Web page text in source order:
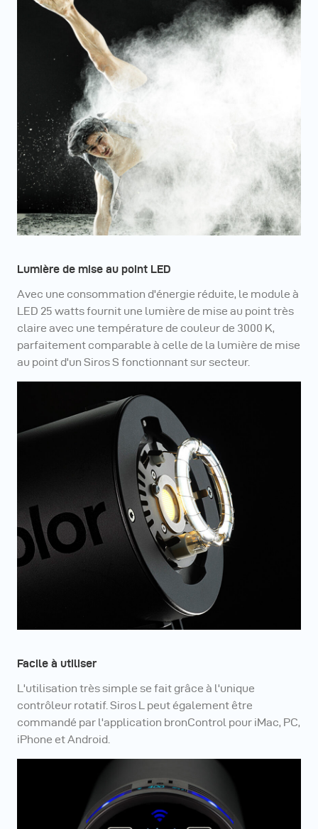
Lumière de mise au point LED
Avec une consommation d'énergie réduite, le module à
LED 25 watts fournit une lumière de mise au point très
claire avec une température de couleur de 3000 K,
parfaitement comparable à celle de la lumière de mise
au point d'un Siros S fonctionnant sur secteur.
Facile à utiliser
L'utilisation très simple se fait grâce à l'unique
contrôleur rotatif. Siros L peut également être
commandé par l'application bronControl pour iMac, PC,
iPhone et Android.